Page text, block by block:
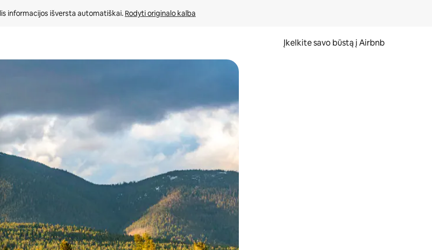
informacijos išversta automatiškai. Rodyti originalo kalba
Įkelkite savo būstą į Airbnb
rodykles aukštyn ir žemyn arba liesdami ir braukdami per ekraną.